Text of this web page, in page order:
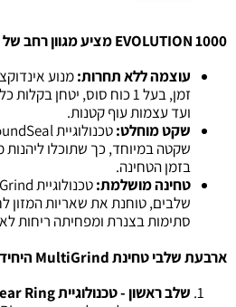
EVOLUTION 1000מציע מגוון רחב של
עוצמה ללא תחרות:
זמן, בעל 1 כוח סוס, יטחן
ועד עצמות עוף קטנות.
שקט מוחלט:
שקטה במיוחד, כך שתוכלו
בזמן הטחינה.
טחינה מושלמת:
שלבים, טוחנת את שאריות המזון
סתימות בצנרת ומפחיתה ריחות
ארבעת שלבי טחינת MultiGrind היחידי בעולם:
שלב ראשון - טכנולוגיית GrindShear Ring: